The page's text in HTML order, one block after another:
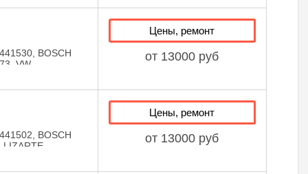
BOSCH
VW
Цены, ремонт
от 13000 руб
BOSCH
LIZARTE
Цены, ремонт
от 13000 руб